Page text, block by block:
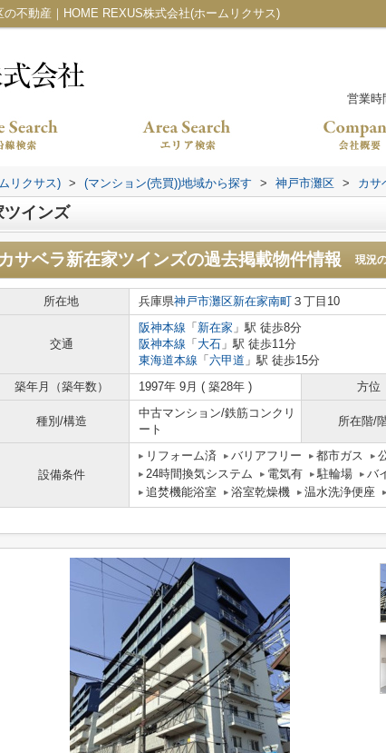
不動産｜HOME REXUS株式会社(ホームリクサス)
営業時
リクサス) > (マンション(売買))地域から探す > 神戸市灘区 > カサ
ツインズ
カサベラ新在家ツインズの過去掲載物件情報 現況
所在地 兵庫県神戸市灘区新在家南町 ３丁目10
交通
阪神本線 「 新在家 」駅 徒歩8分
阪神本線 「 大石 」駅 徒歩11分
東海道本線 「 六甲道 」駅 徒歩15分
築年月（築年数）
1997年 9月 ( 築28年 ) 方位
種別/構造
中古マンション/鉄筋コンクリ
ート
所在階/
設備条件
リフォーム済 バリアフリー 都市ガス
24時間換気システム
電気有 駐輪場 バ
追焚機能浴室
浴室乾燥機 温水洗浄便座